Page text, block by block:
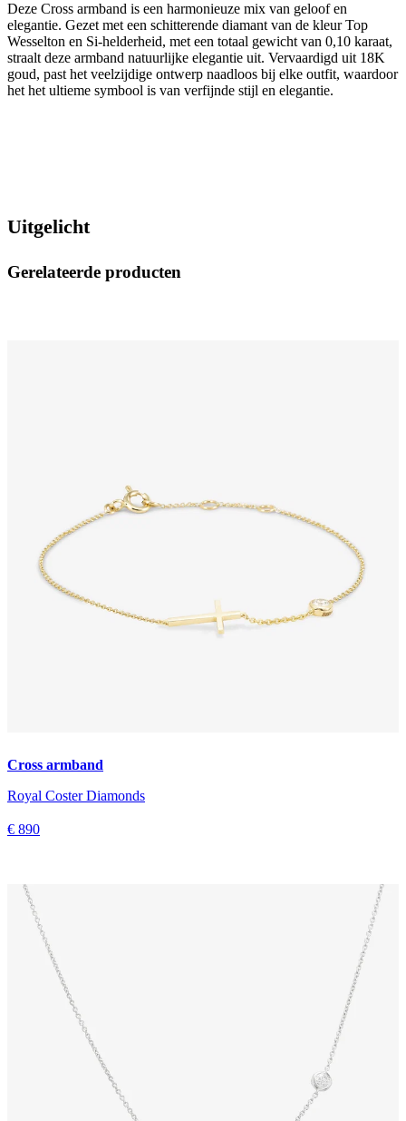
Deze Cross armband is een harmonieuze mix van geloof en
elegantie. Gezet met een schitterende diamant van de kleur Top
Wesselton en Si-helderheid, met een totaal gewicht van 0,10 karaat,
straalt deze armband natuurlijke elegantie uit. Vervaardigd uit 18K
goud, past het veelzijdige ontwerp naadloos bij elke outfit, waardoor
het het ultieme symbool is van verfijnde stijl en elegantie.
Uitgelicht
Gerelateerde producten
Cross armband
Royal Coster Diamonds
€ 890